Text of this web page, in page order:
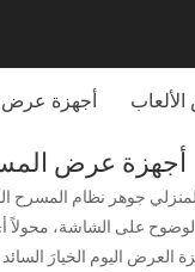
أجهزة عرض
أجهزة عرض
جوهر نظام المسرح
على الشاشة، محولاً
اليوم الخيارَ السائد